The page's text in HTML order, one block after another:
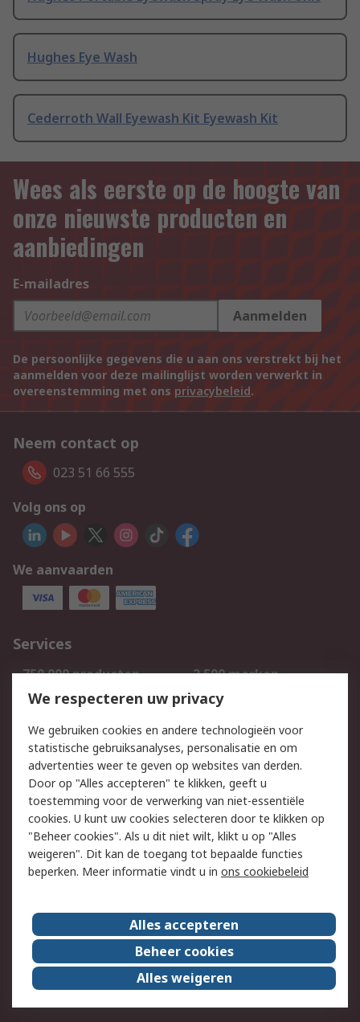
Hughes Eye Wash
Cederroth Wall Eyewash Kit Eyewash Kit
Wees als eerste op de hoogte van
onze nieuwste producten en
aanbiedingen
E-mailadres
Aanmelden
De persoonlijke gegevens die u aan ons verstrekt bij het
aanmelden voor deze mailinglijst worden verwerkt in
overeenstemming met ons privacybeleid.
Neem contact op
023 51 66 555
Volg ons op
We aanvaarden
Services
750.000 producten
2.500 merken
Bestellen
Inkoopoplossingen
Track & Trace
Wettelijk
Cookiebeleid
Email veiligheid
Privacybeleid
Websitevoorwaarden
Algemene
verkoopvoorwaarden
Over RS
RS Group
Over ons
RS wereldwijd
Werken bij RS
ESG
We respecteren uw privacy
We gebruiken cookies en andere technologieën voor
statistische gebruiksanalyses, personalisatie en om
advertenties weer te geven op websites van derden.
Door op "Alles accepteren" te klikken, geeft u
toestemming voor de verwerking van niet-essentiële
cookies. U kunt uw cookies selecteren door te klikken op
"Beheer cookies". Als u dit niet wilt, klikt u op "Alles
weigeren". Dit kan de toegang tot bepaalde functies
beperken. Meer informatie vindt u in ons cookiebeleid
Alles accepteren
Beheer cookies
Alles weigeren